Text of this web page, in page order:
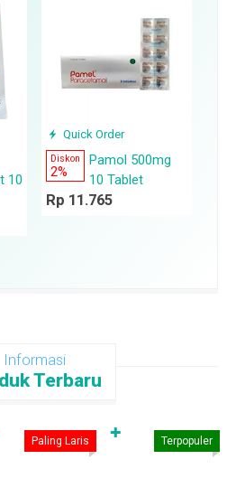
10
Quick Order
Diskon
2%
Pamol 500mg
10 Tablet
Rp 11.765
Informasi
Terbaru
Paling Laris Terpopuler
✚